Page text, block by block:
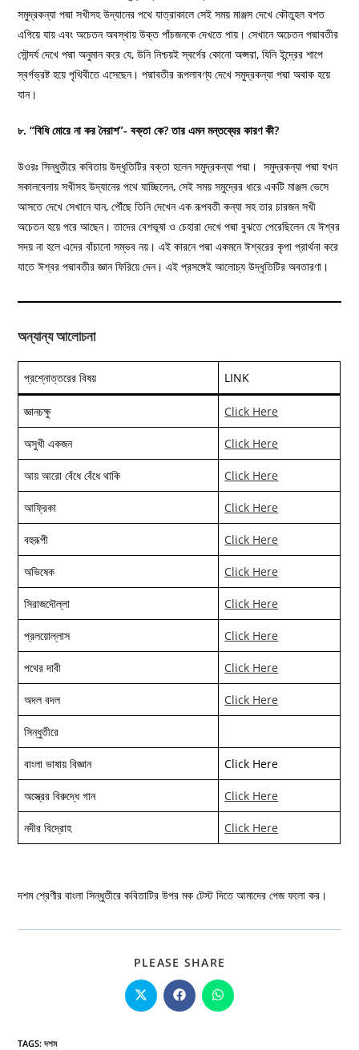
সমুদ্রকন্যা পদ্মা সখীসহ উদ্যানের পথে যাত্রাকালে সেই সময় মাঞ্জস দেখে কৌতুহল বশত
এগিয়ে যায় এবং অচেতন অবস্থায় উক্ত পাঁচজনকে দেখতে পায়। সেখানে অচেতন পদ্মাবতীর
সৌন্দর্য দেখে পদ্মা অনুমান করে যে, উনি নিশ্চয়ই স্বর্গের কোনো অপ্সরা, যিনি ইন্দ্রের শাপে
স্বর্গভ্রষ্ট হয়ে পৃথিবীতে এসেছেন। পদ্মাবতীর রূপলাবণ্য দেখে সমুদ্রকন্যা পদ্মা অবাক হয়ে
যান।
৮. “বিধি মোরে না কর নৈরাশ”- বক্তা কে? তার এমন মন্তব্যের কারণ কী?
উওরঃ সিন্ধুতীরে কবিতায় উদ্ধৃতিটির বক্তা হলেন সমুদ্রকন্যা পদ্মা। সমুদ্রকন্যা পদ্মা যখন
সকালবেলায় সখীসহ উদ্যানের পথে যাচ্ছিলেন, সেই সময় সমুদ্রের ধারে একটি মাঞ্জস ভেসে
আসতে দেখে সেখানে যান, পৌঁছে তিনি দেখেন এক রূপবতী কন্যা সহ তার চারজন সখী
অচেতন হয়ে পরে আছেন। তাদের বেশভূষা ও চেহারা দেখে পদ্মা বুঝতে পেরেছিলেন যে ঈশ্বর
সদয় না হলে এদের বাঁচানো সম্ভব নয়। এই কারনে পদ্মা একমনে ঈশ্বরের কৃপা প্রার্থনা করে
যাতে ঈশ্বর পদ্মাবতীর জ্ঞান ফিরিয়ে দেন। এই প্রসঙ্গেই আলোচ্য উদ্ধৃতিটির অবতারণা।
অন্যান্য আলোচনা
প্রশ্নোত্তরের বিষয় LINK
জ্ঞানচক্ষু Click Here
অসুখী একজন Click Here
আয় আরো বেঁধে বেঁধে থাকি Click Here
আফ্রিকা Click Here
বহুরূপী Click Here
অভিষেক Click Here
সিরাজদৌল্লা Click Here
প্রলয়োল্লাস Click Here
পথের দাবী Click Here
অদল বদল Click Here
সিন্ধুতীরে
বাংলা ভাষায় বিজ্ঞান Click Here
অস্ত্রের বিরুদ্ধে গান Click Here
নদীর বিদ্রোহ Click Here
দশম শ্রেণীর বাংলা সিন্ধুতীরে কবিতাটির উপর মক টেস্ট দিতে আমাদের পেজ ফলো কর।
PLEASE SHARE
THIS
CONTENT
Opens
in
Opens
in
Opens
in
TAGS:দশম